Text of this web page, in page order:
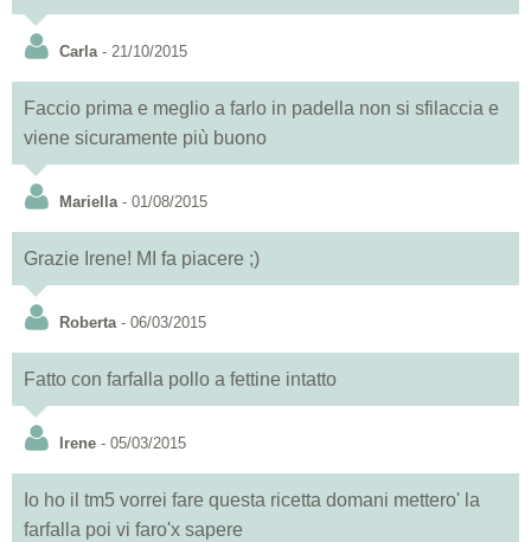
Carla- 21/10/2015
Faccio prima e meglio a farlo in padella non si sfilaccia e
viene sicuramente più buono
Mariella- 01/08/2015
Grazie Irene! MI fa piacere ;)
Roberta- 06/03/2015
Fatto con farfalla pollo a fettine intatto
Irene - 05/03/2015
Io ho il tm5 vorrei fare questa ricetta domani mettero' la
farfalla poi vi faro'x sapere